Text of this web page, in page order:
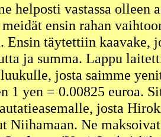
helposti vastassa olleen
ensin rahan
Ensin täytettiin kaavake,
ja summa. Lappu
josta saimme
1 yen = 0.00825 euroa.
josta
Niihamaan. Ne